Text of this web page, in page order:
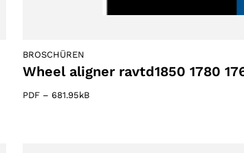
BROSCHÜREN
Wheel aligner ravtd1850 1780
PDF – 681.95kB